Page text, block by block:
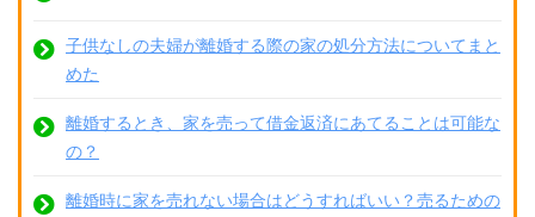
子供なしの夫婦が離婚する際の家の処分方法についてまと
めた
離婚するとき、家を売って借金返済にあてることは可能な
の？
離婚時に家を売れない場合はどうすればいい？売るための